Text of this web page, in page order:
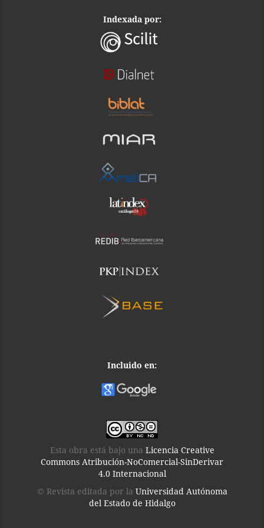
Indexada por:
Incluido en:
Esta obra está bajo una Licencia Creative
Commons Atribución-NoComercial-SinDerivar
4.0 Internacional
© Revista editada por la Universidad Autónoma
del Estado de Hidalgo